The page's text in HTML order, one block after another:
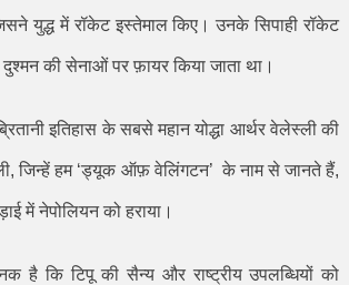
युद्ध में रॉकेट इस्तेमाल किए। उनके सिपाही रॉकेट
दुश्मन की सेनाओं पर फ़ायर किया जाता था।
इतिहास के सबसे महान योद्धा आर्थर वेलेस्ली की
,जिन्हें हम ‘ड्यूक ऑफ़ वेलिंगटन’ के नाम से जानते हैं,
में नेपोलियन को हराया।
है कि टिपू की सैन्य और राष्ट्रीय उपलब्धियों को